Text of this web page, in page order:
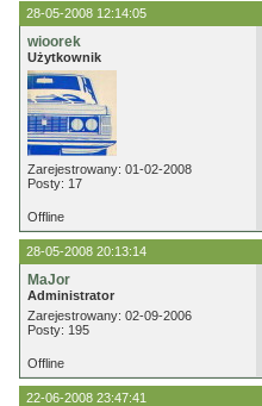
28-05-2008 12:14:05
wioorek
Użytkownik
Zarejestrowany: 01-02-2008
Posty: 17
Offline
28-05-2008 20:13:14
MaJor
Administrator
Zarejestrowany: 02-09-2006
Posty: 195
Offline
22-06-2008 23:47:41